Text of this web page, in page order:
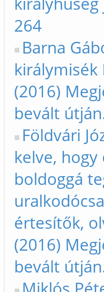
264
Barna
(2016)
bevált
Földvári
kelve,
boldoggá
értesítők,
(2016)
bevált